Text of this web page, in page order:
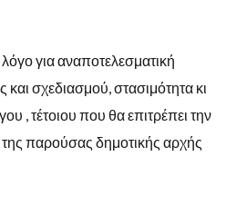
για αναποτελεσματική
και σχεδιασμού, στασιμότητα κι
, τέτοιου που θα επιτρέπει την
παρούσας δημοτικής αρχής